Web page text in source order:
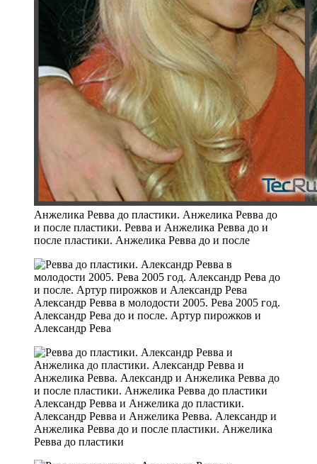
Анжелика Ревва до пластики. Анжелика Ревва до
и после пластики. Ревва и Анжелика Ревва до и
после пластики. Анжелика Ревва до и после
Александр Ревва в молодости 2005. Рева 2005 год.
Александр Рева до и после. Артур пирожков и
Александр Рева
Александр Ревва и Анжелика до пластики.
Александр Ревва и Анжелика Ревва. Александр и
Анжелика Ревва до и после пластики. Анжелика
Ревва до пластики